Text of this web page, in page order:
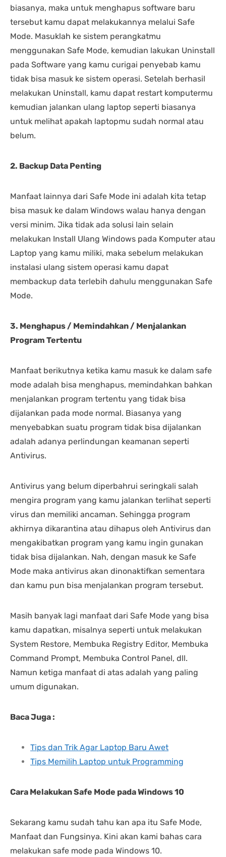
biasanya, maka untuk menghapus software baru
tersebut kamu dapat melakukannya melalui Safe
Mode. Masuklah ke sistem perangkatmu
menggunakan Safe Mode, kemudian lakukan Uninstall
pada Software yang kamu curigai penyebab kamu
tidak bisa masuk ke sistem operasi. Setelah berhasil
melakukan Uninstall, kamu dapat restart komputermu
kemudian jalankan ulang laptop seperti biasanya
untuk melihat apakah laptopmu sudah normal atau
belum.
2. Backup Data Penting
Manfaat lainnya dari Safe Mode ini adalah kita tetap
bisa masuk ke dalam Windows walau hanya dengan
versi minim. Jika tidak ada solusi lain selain
melakukan Install Ulang Windows pada Komputer atau
Laptop yang kamu miliki, maka sebelum melakukan
instalasi ulang sistem operasi kamu dapat
membackup data terlebih dahulu menggunakan Safe
Mode.
3. Menghapus / Memindahkan / Menjalankan
Program Tertentu
Manfaat berikutnya ketika kamu masuk ke dalam safe
mode adalah bisa menghapus, memindahkan bahkan
menjalankan program tertentu yang tidak bisa
dijalankan pada mode normal. Biasanya yang
menyebabkan suatu program tidak bisa dijalankan
adalah adanya perlindungan keamanan seperti
Antivirus.
Antivirus yang belum diperbahrui seringkali salah
mengira program yang kamu jalankan terlihat seperti
virus dan memiliki ancaman. Sehingga program
akhirnya dikarantina atau dihapus oleh Antivirus dan
mengakibatkan program yang kamu ingin gunakan
tidak bisa dijalankan. Nah, dengan masuk ke Safe
Mode maka antivirus akan dinonaktifkan sementara
dan kamu pun bisa menjalankan program tersebut.
Masih banyak lagi manfaat dari Safe Mode yang bisa
kamu dapatkan, misalnya seperti untuk melakukan
System Restore, Membuka Registry Editor, Membuka
Command Prompt, Membuka Control Panel, dll.
Namun ketiga manfaat di atas adalah yang paling
umum digunakan.
Baca Juga :
Tips dan Trik Agar Laptop Baru Awet
Tips Memilih Laptop untuk Programming
Cara Melakukan Safe Mode pada Windows 10
Sekarang kamu sudah tahu kan apa itu Safe Mode,
Manfaat dan Fungsinya. Kini akan kami bahas cara
melakukan safe mode pada Windows 10.